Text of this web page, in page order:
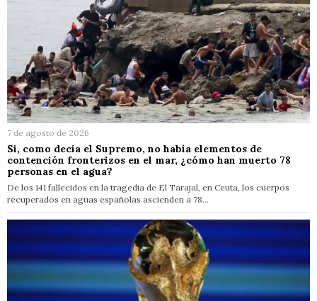
7 de agosto de 2026
Si, como decía el Supremo, no había elementos de
contención fronterizos en el mar, ¿cómo han muerto 78
personas en el agua?
De los 141 fallecidos en la tragedia de El Tarajal, en Ceuta, los cuerpos
recuperados en aguas españolas ascienden a 78…